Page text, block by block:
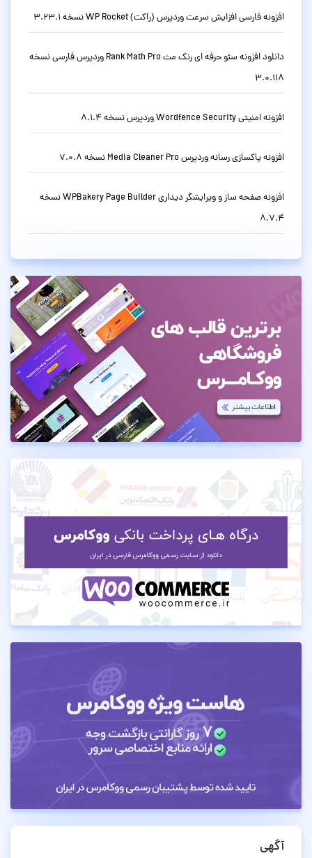
افزونه فارسی افزایش سرعت وردپرس (راکت) WP Rocket نسخه 3.23.1
دانلود افزونه سئو حرفه ای رنک مث Rank Math Pro وردپرس فارسی نسخه
3.0.118
افزونه امنیتی Wordfence Security وردپرس نسخه 8.1.4
افزونه پاکسازی رسانه وردپرس Media Cleaner Pro نسخه 7.0.8
افزونه صفحه ساز و ویرایشگر دیداری WPBakery Page Builder نسخه
8.7.4
آگهی